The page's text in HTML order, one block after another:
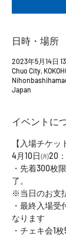
日時・場所
2023年5月14日
Chuo City,
Japan
イベントに
【入場チケッ
4月10日㈪20
・先着300枚
了。
※当日のお支
・最終入場受
なります
・チェキ会1